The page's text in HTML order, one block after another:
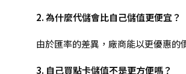
2. 為什麼代儲會比自己儲值更便宜？
由於匯率的差異，廠商能以更優惠的
3. 自己買點卡儲值不是更方便嗎？